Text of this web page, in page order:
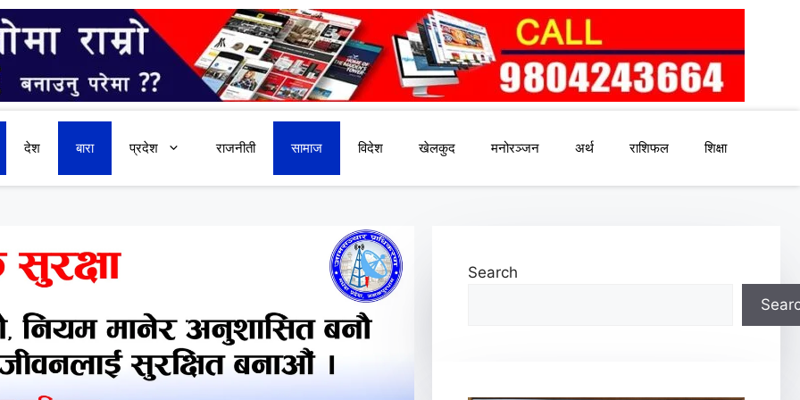
देश बारा प्रदेश राजनीती सामाज विदेश खेलकुद मनोरञ्जन अर्थ राशिफल शिक्षा
Search